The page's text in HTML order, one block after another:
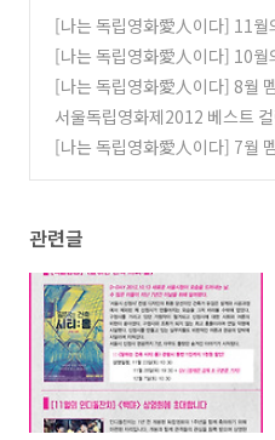
[나는 독립영화愛人이다] 11월
멤버십 혜택 (0)
[나는 독립영화愛人이다] 10월
멤버십 혜택 (0)
[나는 독립영화愛人이다] 8월
서울독립영화제2012 베스트
[나는 독립영화愛人이다] 7월
관련글